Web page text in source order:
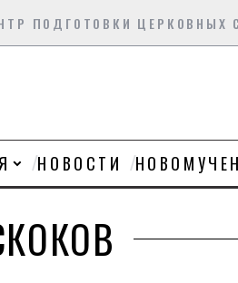
ПОДГОТОВКИ ЦЕРКОВНЫХ
НОВОСТИ